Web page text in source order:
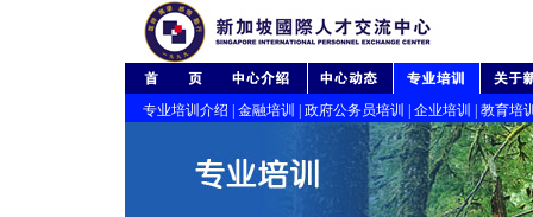
专业培训介绍 金融培训 政府公务员培训 企业培训 教育培